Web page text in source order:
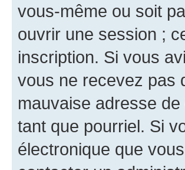
vous-même ou soit
ouvrir une session ;
inscription. Si vous
vous ne recevez pas
mauvaise adresse
tant que pourriel. Si
électronique que